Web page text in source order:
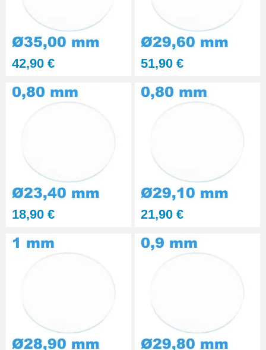
42,90 € 51,90 €
18,90 € 21,90 €